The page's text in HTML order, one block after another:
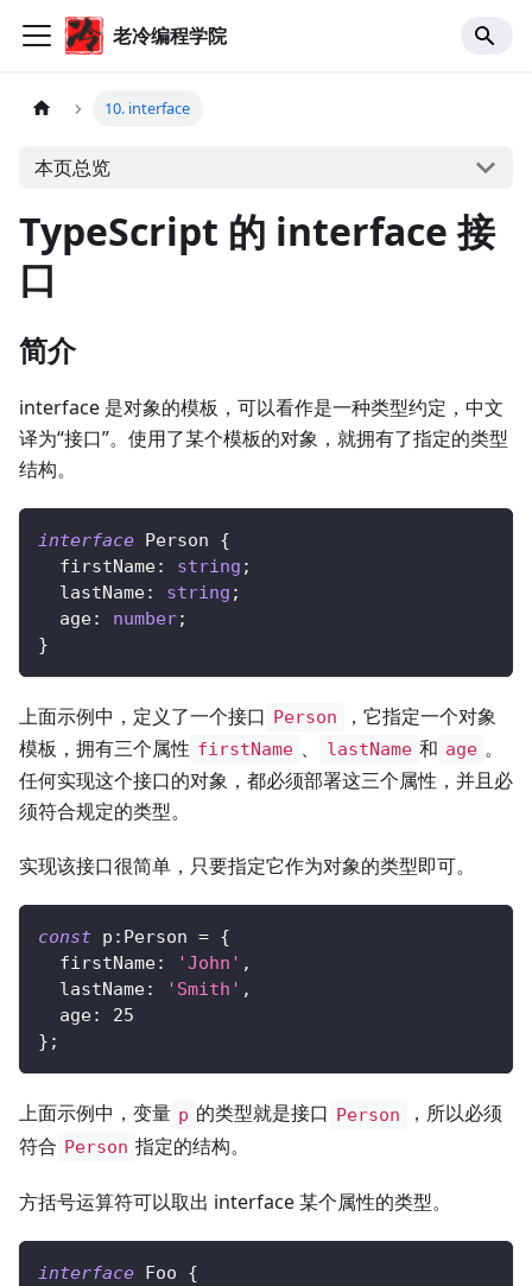
老冷编程学院
10. interface
本页总览
TypeScript 的 interface 接
口
简介
interface 是对象的模板，可以看作是一种类型约定，中文
译为“接口”。使用了某个模板的对象，就拥有了指定的类型
结构。
interface Person
{
  firstName
: string ;
  lastName
: string ;
  age
: number;
}
上面示例中，定义了一个接口 Person
，它指定一个对象
模板，拥有三个属性 firstName 、 lastName 和 age 。
任何实现这个接口的对象，都必须部署这三个属性，并且必
须符合规定的类型。
实现该接口很简单，只要指定它作为对象的类型即可。
const p : Person = {
  firstName
: 'John' ,
  lastName
: 'Smith' ,
  age
:
25
} ;
上面示例中，变量 p 的类型就是接口 Person
，所以必须
符合 Person 指定的结构。
方括号运算符可以取出 interface 某个属性的类型。
interface Foo
{